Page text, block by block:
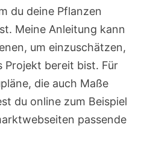
du deine Pflanzen
Meine Anleitung kann
um einzuschätzen,
Projekt bereit bist. Für
die auch Maße
du online zum Beispiel
passende